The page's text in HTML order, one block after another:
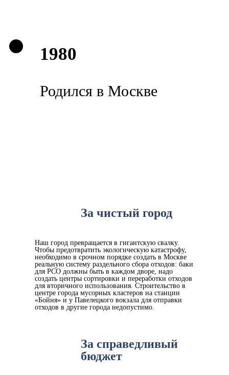
1980
Родился в Москве
За чистый город
Наш город превращается в гигантскую свалку.
Чтобы предотвратить экологическую катастрофу,
необходимо в срочном порядке создать в Москве
реальную систему раздельного сбора отходов: баки
для РСО должны быть в каждом дворе, надо
создать центры сортировки и переработки отходов
для вторичного использования. Строительство в
центре города мусорных кластеров на станции
«Бойня» и у Павелецкого вокзала для отправки
отходов в другие города недопустимо.
За справедливый
бюджет